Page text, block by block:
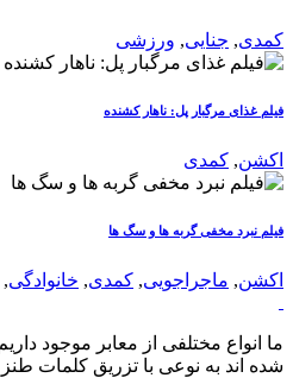
کمدی, جنایی, ورزشی
فیلم غذای مرگبار پل: ناهار کشنده
اکشن, کمدی
فیلم نبرد مخفی گربه ها و سگ ها
اکشن, ماجراجویی, کمدی, خانوادگی,
ما انواع مختلفی از معابر موجود
شده اند به نوعی با تزریق کلمات طنز